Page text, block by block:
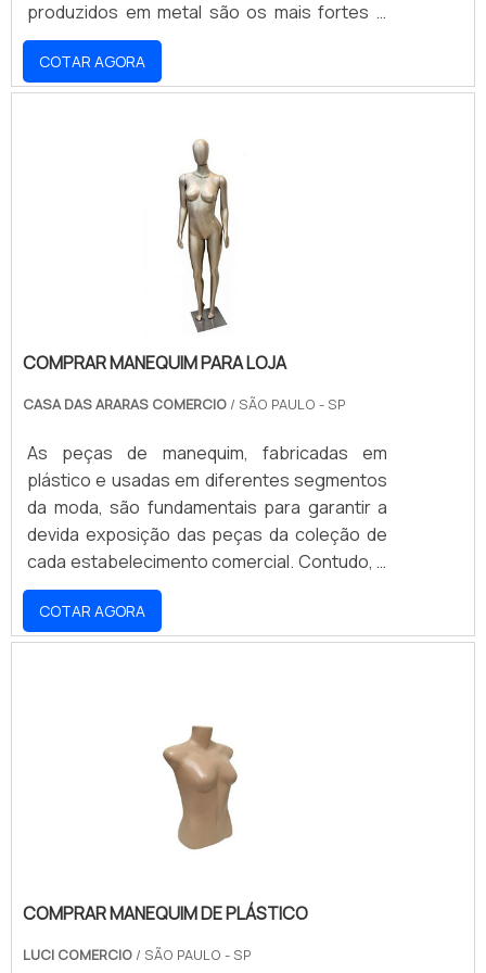
produzidos em metal são os mais fortes e
seguros dentre as opções possíveis,
embora o seu valor seja um pouco maior em
comparação aos demais modelos. Contudo,
para quem precisa contar com um cabide de
resistência superior.Com estrutura
totalmente cromada e acabamento que
garante a sua proteção completa .
COTAR AGORA
COMPRAR MANEQUIM PARA LOJA
CASA DAS ARARAS COMERCIO / SÃO PAULO - SP
As peças de manequim, fabricadas em
plástico e usadas em diferentes segmentos
da moda, são fundamentais para garantir a
devida exposição das peças da coleção de
cada estabelecimento comercial. Contudo, é
importante que os lojistas contem com
parcerias confiáveis e vantajosas para
comprar manequim para loja. O primeiro
manequins oferece variedade, visto que a
necessidade das lojas vai muito além do
simples modelo de bust.
COTAR AGORA
COMPRAR MANEQUIM DE PLÁSTICO
LUCI COMERCIO / SÃO PAULO - SP